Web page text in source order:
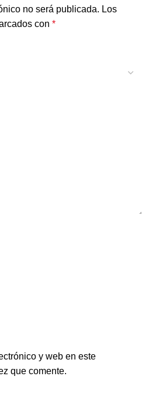
no será publicada. Los
con *
y web en este
que comente.